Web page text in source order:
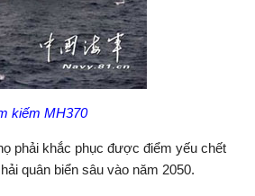
kiếm MH370
phải khắc phục được điểm yếu chết
quân biển sâu vào năm 2050.